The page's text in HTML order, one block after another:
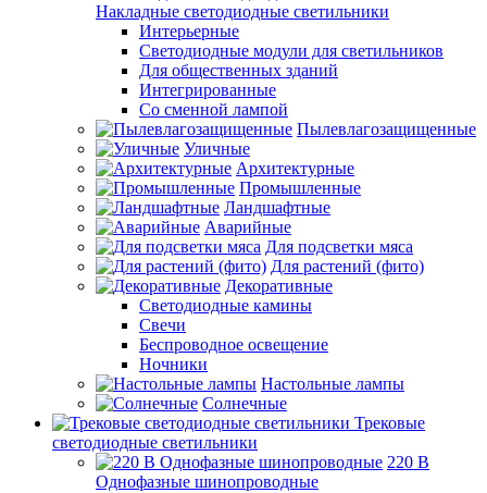
Накладные светодиодные светильники
Интерьерные
Светодиодные модули для светильников
Для общественных зданий
Интегрированные
Со сменной лампой
Пылевлагозащищенные
Уличные
Архитектурные
Промышленные
Ландшафтные
Аварийные
Для подсветки мяса
Для растений (фито)
Декоративные
Светодиодные камины
Свечи
Беспроводное освещение
Ночники
Настольные лампы
Солнечные
Трековые
светодиодные светильники
220 B
Однофазные шинопроводные